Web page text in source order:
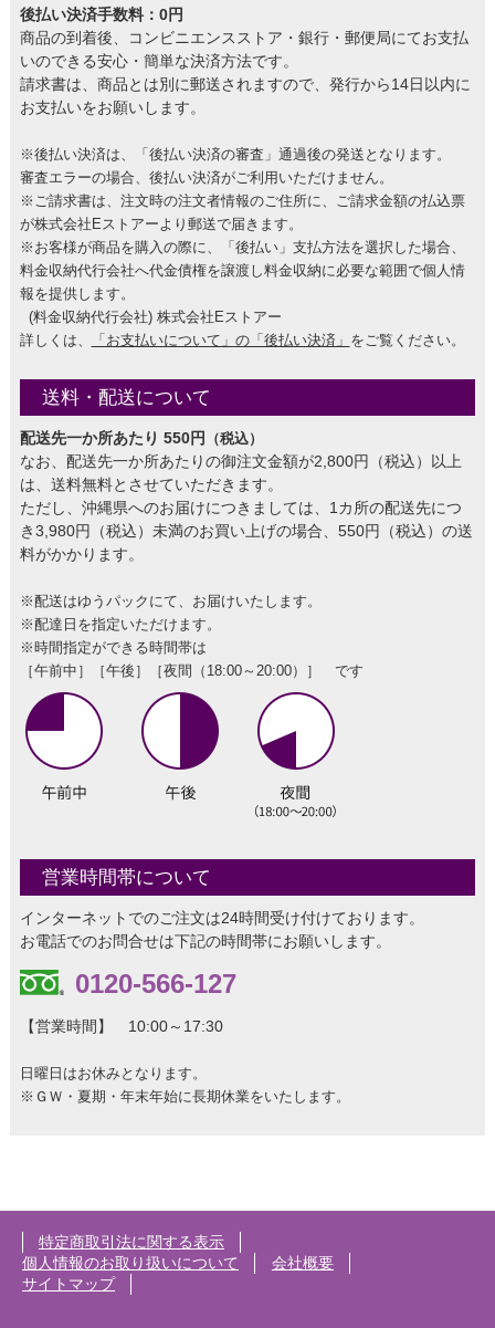
後払い決済手数料：0円
商品の到着後、コンビニエンスストア・銀行・郵便局にてお支払
いのできる安心・簡単な決済方法です。
請求書は、商品とは別に郵送されますので、発行から14日以内に
お支払いをお願いします。
※後払い決済は、「後払い決済の審査」通過後の発送となります。
審査エラーの場合、後払い決済がご利用いただけません。
※ご請求書は、注文時の注文者情報のご住所に、ご請求金額の払込票
が株式会社Eストアーより郵送で届きます。
※お客様が商品を購入の際に、「後払い」支払方法を選択した場合、
料金収納代行会社へ代金債権を譲渡し料金収納に必要な範囲で個人情
報を提供します。
(料金収納代行会社) 株式会社Eストアー
詳しくは、
「お支払いについて」の「後払い決済」 をご覧ください。
送料・配送について
配送先一か所あたり 550円 （税込）
なお、配送先一か所あたりの御注文金額が2,800円（税込）以上
は、送料無料とさせていただきます。
ただし、沖縄県へのお届けにつきましては、1カ所の配送先につ
き3,980円（税込）未満のお買い上げの場合、550円（税込）の送
料がかかります。
※配送はゆうパックにて、お届けいたします。
※配達日を指定いただけます。
※時間指定ができる時間帯は
［午前中］［午後］［夜間（18:00～20:00）］ です
営業時間帯について
インターネットでのご注文は24時間受け付けております。
お電話でのお問合せは下記の時間帯にお願いします。
0120-566-127
【営業時間】 10:00～17:30
日曜日はお休みとなります。
※ＧＷ・夏期・年末年始に長期休業をいたします。
特定商取引法に関する表示
個人情報のお取り扱いについて
会社概要
サイトマップ